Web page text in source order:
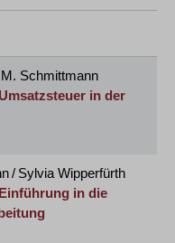
Schmittmann
Umsatzsteuer in der
/ Sylvia Wipperfürth
Einführung in die